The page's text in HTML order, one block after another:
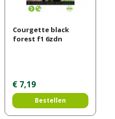
Courgette black
forest f1 6zdn
€ 7,19
Bestellen